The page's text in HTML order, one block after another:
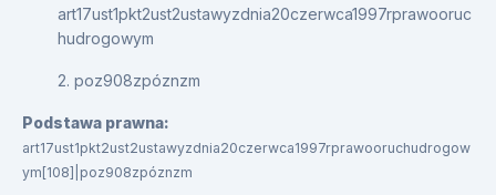
art17ust1pkt2ust2ustawyzdnia20czerwca1997rprawooruc
hudrogowym
2. poz908zpóznzm
Podstawa prawna:
art17ust1pkt2ust2ustawyzdnia20czerwca1997rprawooruchudrogow
ym[108]|poz908zpóznzm